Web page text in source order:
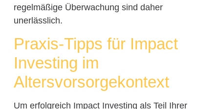
regelmäßige Überwachung sind daher
unerlässlich.
Praxis-Tipps für Impact
Investing im
Altersvorsorgekontext
Um erfolgreich Impact Investing als Teil Ihrer